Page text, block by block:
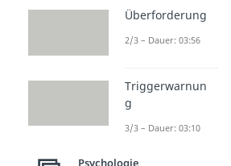
Seelenpartner
schätzt dich für
herrscht ein
Vertrautheit,
verstellen musst.
Gemeinsame
Überforderung
2/3 – Dauer: 03:56
Triggerwarnun
g
3/3 – Dauer: 03:10
Psychologie